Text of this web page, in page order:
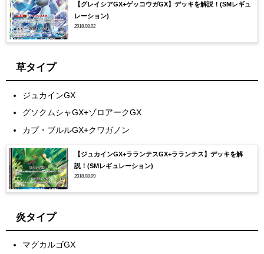
【グレイシアGX+ゲッコウガGX】デッキを解説！(SMレギュ
レーション)
2018.08.02
草タイプ
ジュカインGX
グソクムシャGX+ゾロアークGX
カプ・ブルルGX+クワガノン
【ジュカインGX+ラランテスGX+ラランテス】デッキを解
説！(SMレギュレーション)
2018.08.09
炎タイプ
マグカルゴGX